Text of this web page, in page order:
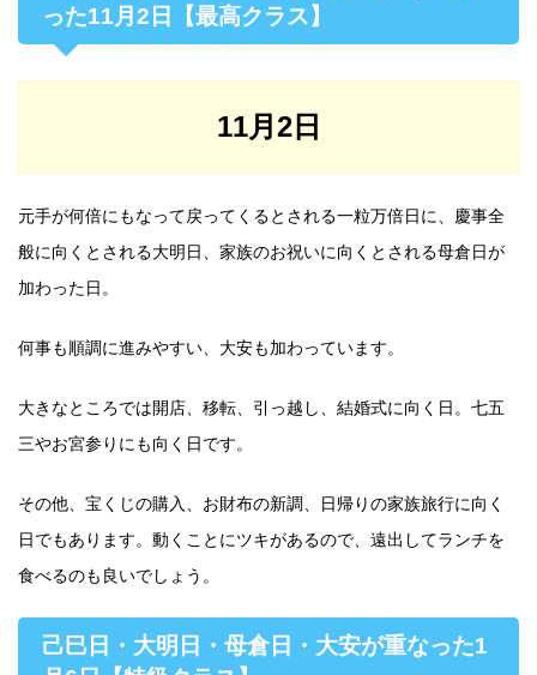
った11月2日【最高クラス】
11月2日
元手が何倍にもなって戻ってくるとされる一粒万倍日に、慶事全
般に向くとされる大明日、家族のお祝いに向くとされる母倉日が
加わった日。
何事も順調に進みやすい、大安も加わっています。
大きなところでは開店、移転、引っ越し、結婚式に向く日。七五
三やお宮参りにも向く日です。
その他、宝くじの購入、お財布の新調、日帰りの家族旅行に向く
日でもあります。動くことにツキがあるので、遠出してランチを
食べるのも良いでしょう。
己巳日・大明日・母倉日・大安が重なった1